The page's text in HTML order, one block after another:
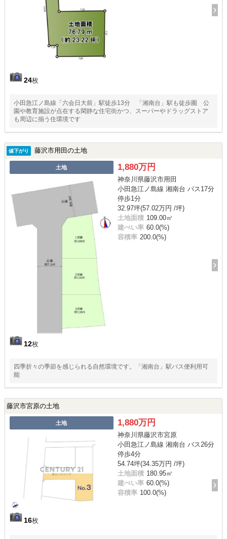
24枚
小田急江ノ島線「六会日大前」駅徒歩13分 「湘南台」駅も徒歩圏 公
園や教育施設が点在する閑静な住宅街かつ、スーパーやドラッグストア
も周辺に揃う住環境です
値下がり 藤沢市用田の土地
土地
12枚
1,880万円
神奈川県藤沢市用田
小田急江ノ島線 湘南台 バス17分
停歩1分
32.97坪(57.02万円 /坪)
土地面積 109.00㎡
建ぺい率 60.0(%)
容積率 200.0(%)
四季折々の季節を感じられる自然環境です。「湘南台」駅バス便利用可
能
藤沢市宮原の土地
土地
16枚
1,880万円
神奈川県藤沢市宮原
小田急江ノ島線 湘南台 バス26分
停歩4分
54.74坪(34.35万円 /坪)
土地面積 180.95㎡
建ぺい率 60.0(%)
容積率 100.0(%)